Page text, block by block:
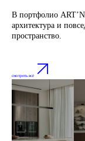
В портфолио
архитектура и
пространство.
смотреть всё